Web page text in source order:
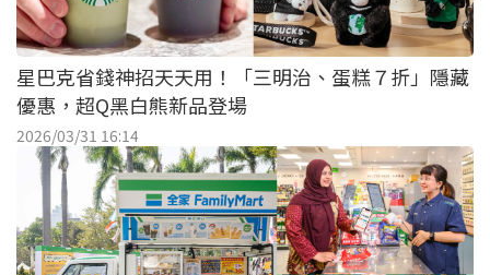
星巴克省錢神招天天用！「三明治、蛋糕７折」隱藏
優惠，超Q黑白熊新品登場
2026/03/31 16:14